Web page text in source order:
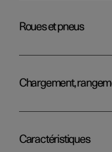
Roues et pneus
Chargement,
Caractéristiques